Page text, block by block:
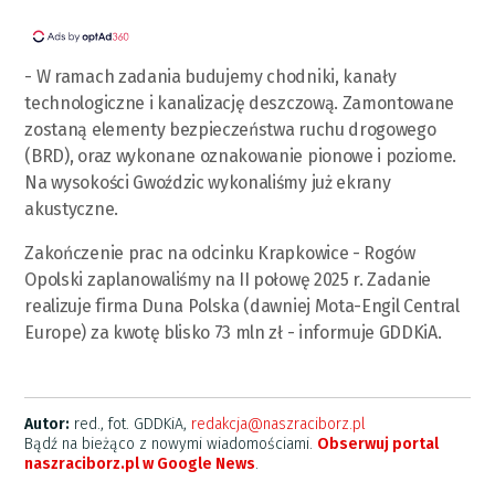
- W ramach zadania budujemy chodniki, kanały
technologiczne i kanalizację deszczową. Zamontowane
zostaną elementy bezpieczeństwa ruchu drogowego
(BRD), oraz wykonane oznakowanie pionowe i poziome.
Na wysokości Gwoździc wykonaliśmy już ekrany
akustyczne.
Zakończenie prac na odcinku Krapkowice - Rogów
Opolski zaplanowaliśmy na II połowę 2025 r. Zadanie
realizuje firma Duna Polska (dawniej Mota-Engil Central
Europe) za kwotę blisko 73 mln zł - informuje GDDKiA.
Autor: red., fot. GDDKiA, redakcja@naszraciborz.pl
Bądź na bieżąco z nowymi wiadomościami. Obserwuj portal
naszraciborz.pl w Google News.